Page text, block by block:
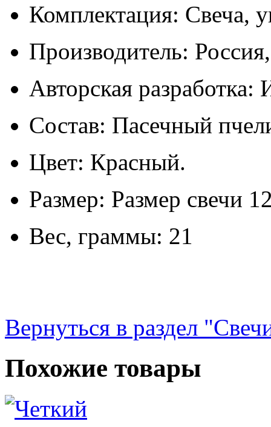
Комплектация: Свеча,
Производитель:
Авторская
Состав: Пасечный
Цвет: Красный.
Размер: Размер свечи
Вес, граммы: 21
Вернуться в раздел
Похожие товары